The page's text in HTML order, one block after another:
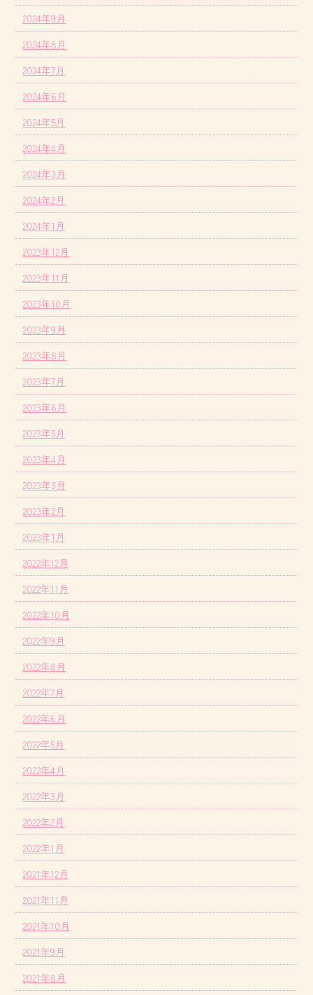
2024年9月
2024年8月
2024年7月
2024年6月
2024年5月
2024年4月
2024年3月
2024年2月
2024年1月
2023年12月
2023年11月
2023年10月
2023年9月
2023年8月
2023年7月
2023年6月
2023年5月
2023年4月
2023年3月
2023年2月
2023年1月
2022年12月
2022年11月
2022年10月
2022年9月
2022年8月
2022年7月
2022年6月
2022年5月
2022年4月
2022年3月
2022年2月
2022年1月
2021年12月
2021年11月
2021年10月
2021年9月
2021年8月